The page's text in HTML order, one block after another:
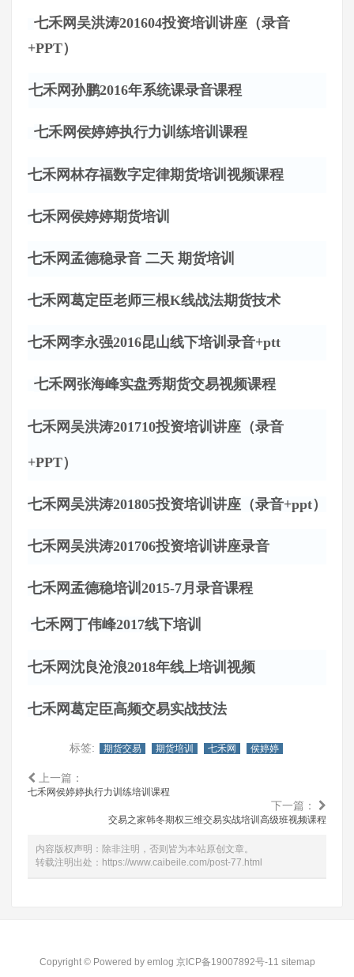
七禾网吴洪涛201604投资培训讲座（录音
+PPT）
七禾网孙鹏2016年系统课录音课程
七禾网侯婷婷执行力训练培训课程
七禾网林存福数字定律期货培训视频课程
七禾网侯婷婷期货培训
七禾网孟德稳录音 二天 期货培训
七禾网葛定臣老师三根K线战法期货技术
七禾网李永强2016昆山线下培训录音+ptt
七禾网张海峰实盘秀期货交易视频课程
七禾网吴洪涛201710投资培训讲座（录音
+PPT）
七禾网吴洪涛201805投资培训讲座（录音+ppt）
七禾网吴洪涛201706投资培训讲座录音
七禾网孟德稳培训 2015-7月录音课程
七禾网丁伟峰2017线下培训
七禾网沈良沧浪2018年线上培训视频
七禾网葛定臣高频交易实战技法
标签: 期货交易 期货培训 七禾网 侯婷婷
上一篇：
七禾网侯婷婷执行力训练培训课程
下一篇：
交易之家韩冬期权三维交易实战培训高级班视频课程
内容版权声明：除非注明，否则皆为本站原创文章。
转载注明出处： https://www.caibeile.com/post-77.html
Copyright © Powered by emlog 京ICP备19007892号-11 sitemap